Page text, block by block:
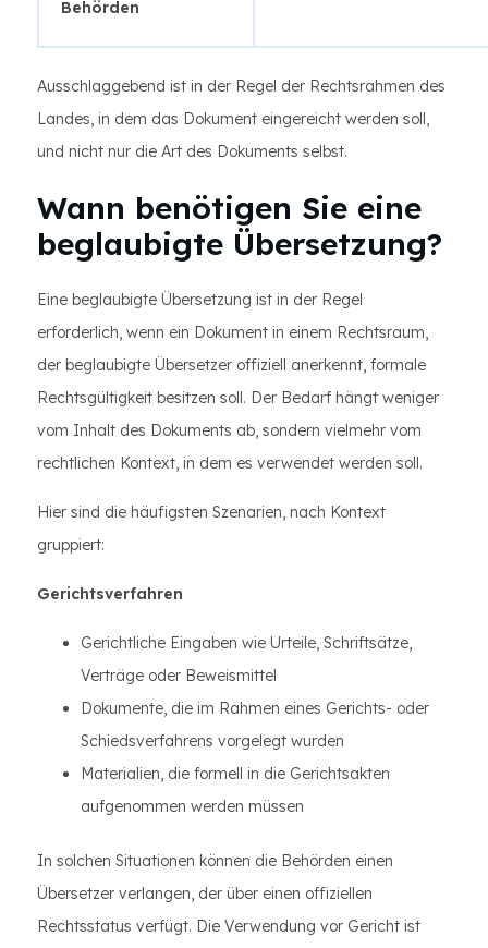
Behörden
Ausschlaggebend ist in der Regel der Rechtsrahmen des
Landes, in dem das Dokument eingereicht werden soll,
und nicht nur die Art des Dokuments selbst.
Wann benötigen Sie eine
beglaubigte Übersetzung?
Eine beglaubigte Übersetzung ist in der Regel
erforderlich, wenn ein Dokument in einem Rechtsraum,
der beglaubigte Übersetzer offiziell anerkennt, formale
Rechtsgültigkeit besitzen soll. Der Bedarf hängt weniger
vom Inhalt des Dokuments ab, sondern vielmehr vom
rechtlichen Kontext, in dem es verwendet werden soll.
Hier sind die häufigsten Szenarien, nach Kontext
gruppiert:
Gerichtsverfahren
Gerichtliche Eingaben wie Urteile, Schriftsätze,
Verträge oder Beweismittel
Dokumente, die im Rahmen eines Gerichts- oder
Schiedsverfahrens vorgelegt wurden
Materialien, die formell in die Gerichtsakten
aufgenommen werden müssen
In solchen Situationen können die Behörden einen
Übersetzer verlangen, der über einen offiziellen
Rechtsstatus verfügt. Die Verwendung vor Gericht ist